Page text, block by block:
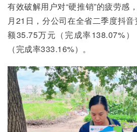
有效破解用户对“硬推销”的疲劳感
月21日，分公司在全省二季度抖
额35.75万元（完成率138.07%
（完成率333.16%）。